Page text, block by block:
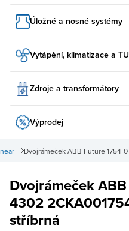
Úložné a nosné systémy
Vytápění, klimatizace a
Zdroje a transformátory
Výprodej
Dvojrámeček ABB Future 1754-
Dvojrámeček
4302
stříbrná